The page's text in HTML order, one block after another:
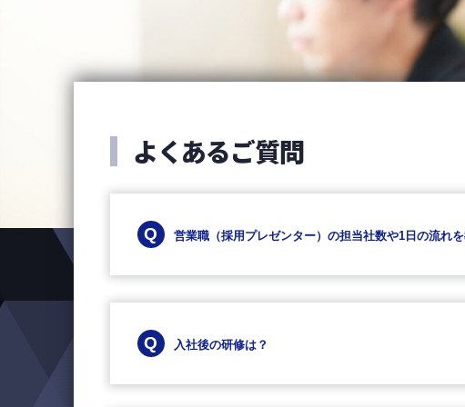
よくあるご質問
営業職（採用プレゼンター）の担当社数や1日の流れを
入社後の研修は？